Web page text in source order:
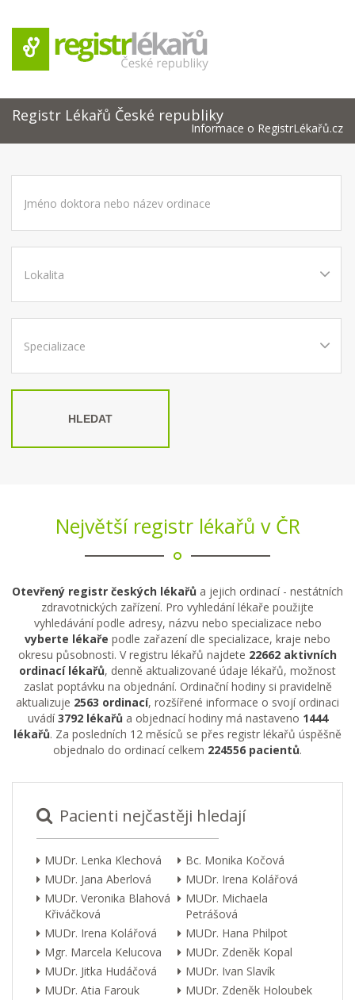
Registr Lékařů České republiky
Informace o RegistrLékařů.cz
HLEDAT
Největší registr lékařů v ČR
Otevřený registr českých lékařů a jejich ordinací - nestátních
zdravotnických zařízení. Pro vyhledání lékaře použijte
vyhledávání podle adresy, názvu nebo specializace nebo
vyberte lékaře podle zařazení dle specializace, kraje nebo
okresu působnosti. V registru lékařů najdete 22662 aktivních
ordinací lékařů, denně aktualizované údaje lékařů, možnost
zaslat poptávku na objednání. Ordinační hodiny si pravidelně
aktualizuje 2563 ordinací, rozšířené informace o svojí ordinaci
uvádí3792 lékařů a objednací hodiny má nastaveno 1444
lékařů. Za posledních 12 měsíců se přes registr lékařů úspěšně
objednalo do ordinací celkem 224556 pacientů.
Pacienti nejčastěji hledají
MUDr. Lenka Klechová
Bc. Monika Kočová
MUDr. Jana Aberlová
MUDr. Irena Kolářová
MUDr. Veronika Blahová
Křiváčková
MUDr. Michaela
Petrášová
MUDr. Irena Kolářová
MUDr. Hana Philpot
Mgr. Marcela Kelucova
MUDr. Zdeněk Kopal
MUDr. Jitka Hudáčová
MUDr. Ivan Slavík
MUDr. Atia Farouk
MUDr. Zdeněk Holoubek